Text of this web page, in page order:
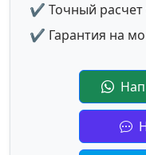
✔ Точный расчет
✔ Гарантия на